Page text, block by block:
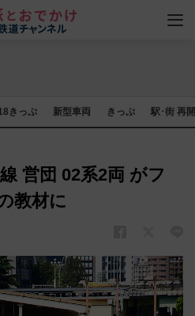
きっぷ 新型車両 きっぷ 駅･街 再
営団 02系2両 がフ
教材に